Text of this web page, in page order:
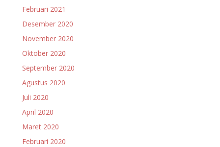
Februari 2021
Desember 2020
November 2020
Oktober 2020
September 2020
Agustus 2020
Juli 2020
April 2020
Maret 2020
Februari 2020